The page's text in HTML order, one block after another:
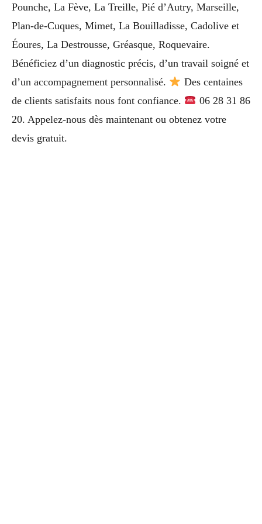
Pounche, La Fève, La Treille, Pié d’Autry, Marseille,
Plan-de-Cuques, Mimet, La Bouilladisse, Cadolive et
Éoures, La Destrousse, Gréasque, Roquevaire.
Bénéficiez d’un diagnostic précis, d’un travail soigné et
d’un accompagnement personnalisé.
Des centaines
de clients satisfaits nous font confiance.
06 28 31 86
20. Appelez-nous dès maintenant ou obtenez votre
devis gratuit.